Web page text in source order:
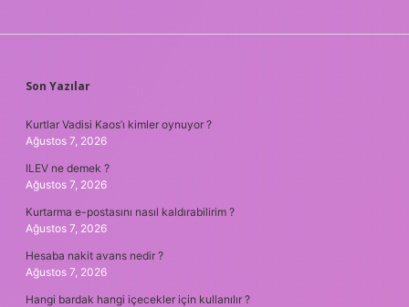
SIDEBAR
Son Yazılar
Kurtlar Vadisi Kaos’ı kimler oynuyor ?
Ağustos 7, 2026
ILEV ne demek ?
Ağustos 7, 2026
Kurtarma e-postasını nasıl kaldırabilirim ?
Ağustos 7, 2026
Hesaba nakit avans nedir ?
Ağustos 7, 2026
Hangi bardak hangi içecekler için kullanılır ?